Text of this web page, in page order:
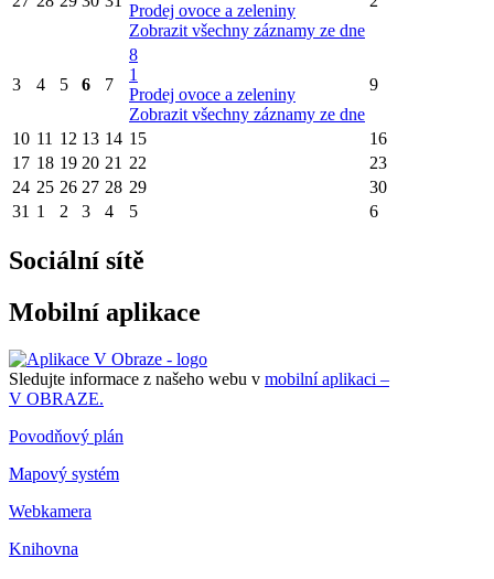
Prodej ovoce a zeleniny
Zobrazit všechny záznamy ze dne
3 4 5 6 7
8
1
Prodej ovoce a zeleniny
Zobrazit všechny záznamy ze dne
9
10 11 12 13 14 15
16
17 18 19 20 21 22
23
24 25 26 27 28 29
30
31 1 2 3 4 5 6
Sociální sítě
Mobilní aplikace
Sledujte informace z našeho webu v mobilní aplikaci –
V OBRAZE.
Povodňový plán
Mapový systém
Webkamera
Knihovna